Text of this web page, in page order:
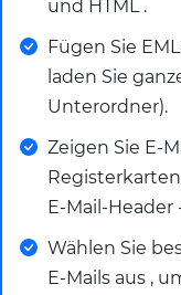
und HTML .
Fügen Sie
laden Sie
Unterordner).
Zeigen Sie E-
E-Mail-Header
Wählen Sie
E-Mails aus ,